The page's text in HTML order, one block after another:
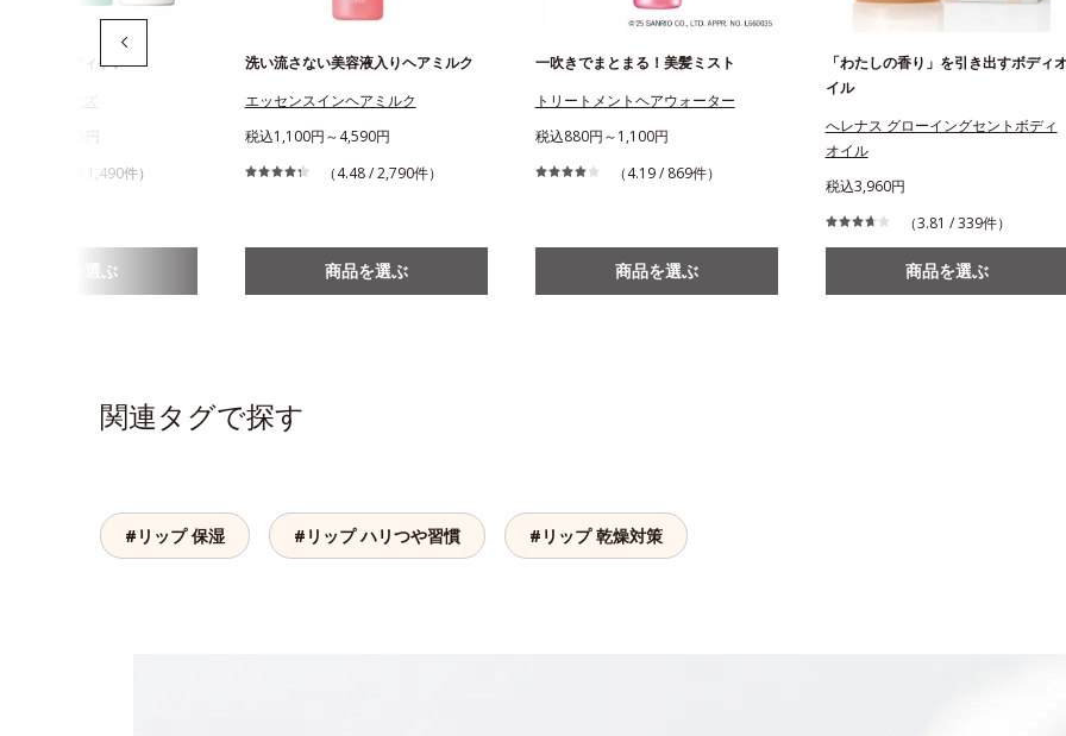
ためのボディケア
キンシリーズ
円～1,645円
（4.58 / 1,490件）
商品を選ぶ
洗い流さない美容液入りヘアミルク
エッセンスインヘアミルク
税込1,100円～4,590円
（4.48 / 2,790件）
商品を選ぶ
一吹きでまとまる！美髪ミスト
トリートメントヘアウォーター
税込880円～1,100円
（4.19 / 869件）
商品を選ぶ
「わたしの香り」を引き出すボディオ
イル
へレナス グローイングセントボディ
オイル
税込3,960円
（3.81 / 339件）
商品を選ぶ
関連タグで探す
#リップ 保湿 #リップ ハリつや習慣 #リップ 乾燥対策